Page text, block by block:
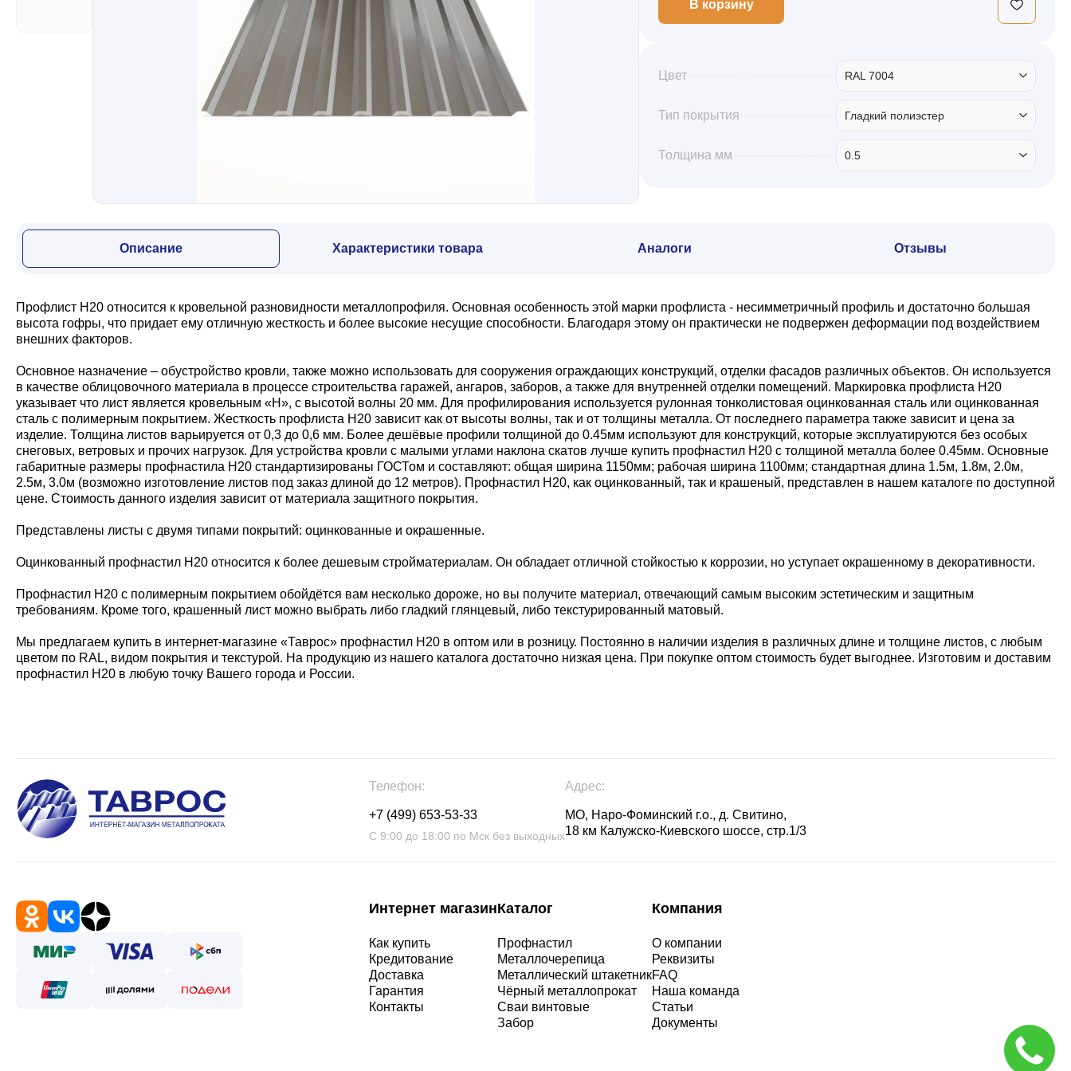
Профили для гипсокартона
Дача и сад
Другие товары
В корзину
Цвет RAL 7004
Тип покрытия Гладкий полиэстер
Толщина мм 0.5
Описание Характеристики товара Аналоги Отзывы
Профлист Н20 относится к кровельной разновидности металлопрофиля. Основная особенность этой марки профлиста - несимметричный профиль и достаточно большая
высота гофры, что придает ему отличную жесткость и более высокие несущие способности. Благодаря этому он практически не подвержен деформации под воздействием
внешних факторов.
Основное назначение – обустройство кровли, также можно использовать для сооружения ограждающих конструкций, отделки фасадов различных объектов. Он используется
в качестве облицовочного материала в процессе строительства гаражей, ангаров, заборов, а также для внутренней отделки помещений. Маркировка профлиста Н20
указывает что лист является кровельным «Н», с высотой волны 20 мм. Для профилирования используется рулонная тонколистовая оцинкованная сталь или оцинкованная
сталь с полимерным покрытием. Жесткость профлиста Н20 зависит как от высоты волны, так и от толщины металла. От последнего параметра также зависит и цена за
изделие. Толщина листов варьируется от 0,3 до 0,6 мм. Более дешёвые профили толщиной до 0.45мм используют для конструкций, которые эксплуатируются без особых
снеговых, ветровых и прочих нагрузок. Для устройства кровли с малыми углами наклона скатов лучше купить профнастил Н20 с толщиной металла более 0.45мм. Основные
габаритные размеры профнастила Н20 стандартизированы ГОСТом и составляют: общая ширина 1150мм; рабочая ширина 1100мм; стандартная длина 1.5м, 1.8м, 2.0м,
2.5м, 3.0м (возможно изготовление листов под заказ длиной до 12 метров). Профнастил Н20, как оцинкованный, так и крашеный, представлен в нашем каталоге по доступной
цене. Стоимость данного изделия зависит от материала защитного покрытия.
Представлены листы с двумя типами покрытий: оцинкованные и окрашенные.
Оцинкованный профнастил Н20 относится к более дешевым стройматериалам. Он обладает отличной стойкостью к коррозии, но уступает окрашенному в декоративности.
Профнастил Н20 с полимерным покрытием обойдётся вам несколько дороже, но вы получите материал, отвечающий самым высоким эстетическим и защитным
требованиям. Кроме того, крашенный лист можно выбрать либо гладкий глянцевый, либо текстурированный матовый.
Мы предлагаем купить в интернет-магазине «Таврос» профнастил Н20 в оптом или в розницу. Постоянно в наличии изделия в различных длине и толщине листов, с любым
цветом по RAL, видом покрытия и текстурой. На продукцию из нашего каталога достаточно низкая цена. При покупке оптом стоимость будет выгоднее. Изготовим и доставим
профнастил Н20 в любую точку Вашего города и России.
Телефон:
+7 (499) 653-53-33
С 9:00 до 18:00 по Мск без выходных
Адрес:
МО, Наро-Фоминский г.о., д. Свитино,
18 км Калужско-Киевского шоссе, стр.1/3
Интернет магазин
Как купить
Кредитование
Доставка
Гарантия
Контакты
Каталог
Профнастил
Металлочерепица
Металлический штакетник
Чёрный металлопрокат
Сваи винтовые
Забор
Компания
О компании
Реквизиты
FAQ
Наша команда
Статьи
Документы